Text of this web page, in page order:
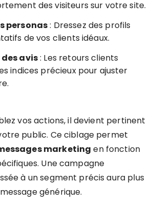
des visiteurs sur votre site.
personas: Dressez des profils
de vos clients idéaux.
avis: Les retours clients
indices précieux pour ajuster
vos actions, il devient pertinent
public. Ce ciblage permet
marketing en fonction
Une campagne
à un segment précis aura plus
générique.